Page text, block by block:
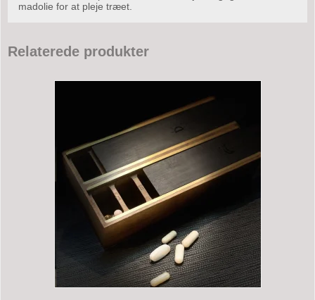
madolie for at pleje træet.
Relaterede produkter